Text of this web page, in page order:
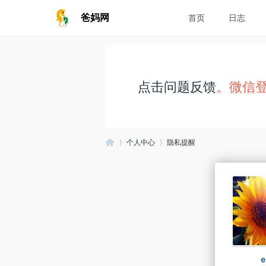
爸妈网 首页 日志
点击问题反馈。微信
个人中心 隐私提醒